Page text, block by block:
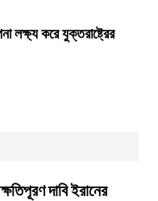
লক্ষ্য করে যুক্তরাষ্ট্রের
দাবি ইরানের